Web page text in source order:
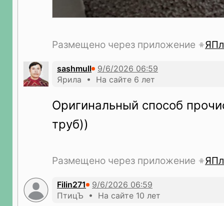
Размещено через приложение
sashmull
Ярила • На сайте 6 лет
Оригинальный способ
труб))
Размещено через приложение
Filin271
ПтицЪ • На сайте 10 лет